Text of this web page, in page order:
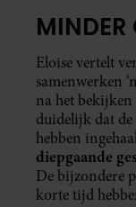
MINDER
Eloise vertelt
samenwerken
na het bekijken
duidelijk dat de
hebben
diepgaande
De bijzondere
korte tijd